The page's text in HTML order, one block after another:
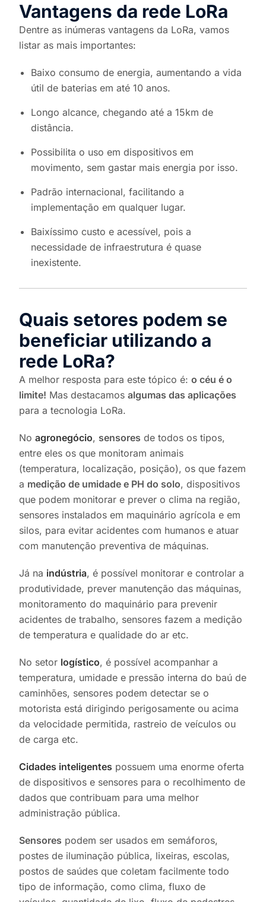
Vantagens da rede LoRa
Dentre as inúmeras vantagens da LoRa, vamos
listar as mais importantes:
Baixo consumo de energia, aumentando a vida
útil de baterias em até 10 anos.
Longo alcance, chegando até a 15km de
distância.
Possibilita o uso em dispositivos em
movimento, sem gastar mais energia por isso.
Padrão internacional, facilitando a
implementação em qualquer lugar.
Baixíssimo custo e acessível, pois a
necessidade de infraestrutura é quase
inexistente.
Quais setores podem se
beneficiar utilizando a
rede LoRa?
A melhor resposta para este tópico é:o céu é o
limite! Mas destacamosalgumas das aplicações
para a tecnologia LoRa.
Noagronegócio, sensores de todos os tipos,
entre eles os que monitoram animais
(temperatura, localização, posição), os que fazem
a medição de umidade e PH do solo, dispositivos
que podem monitorar e prever o clima na região,
sensores instalados em maquinário agrícola e em
silos, para evitar acidentes com humanos e atuar
com manutenção preventiva de máquinas.
Já na indústria, é possível monitorar e controlar a
produtividade, prever manutenção das máquinas,
monitoramento do maquinário para prevenir
acidentes de trabalho, sensores fazem a medição
de temperatura e qualidade do ar etc.
No setor logístico, é possível acompanhar a
temperatura, umidade e pressão interna do baú de
caminhões, sensores podem detectar se o
motorista está dirigindo perigosamente ou acima
da velocidade permitida, rastreio de veículos ou
de carga etc.
Cidades inteligentes possuem uma enorme oferta
de dispositivos e sensores para o recolhimento de
dados que contribuam para uma melhor
administração pública.
Sensores podem ser usados em semáforos,
postes de iluminação pública, lixeiras, escolas,
postos de saúdes que coletam facilmente todo
tipo de informação, como clima, fluxo de